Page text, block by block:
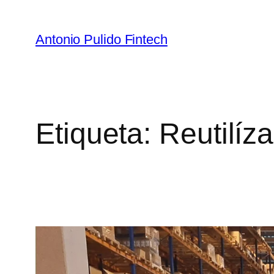
Antonio Pulido Fintech
Etiqueta: